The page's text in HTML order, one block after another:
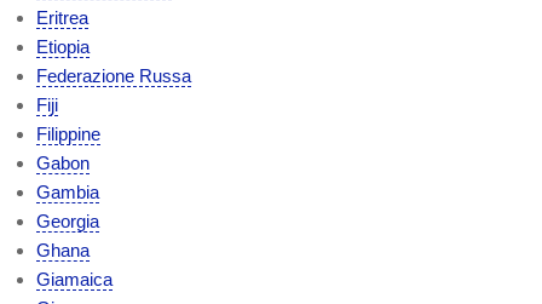
Eritrea
Etiopia
Federazione Russa
Fiji
Filippine
Gabon
Gambia
Georgia
Ghana
Giamaica